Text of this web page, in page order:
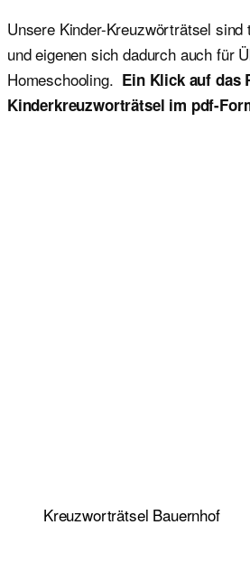
Unsere Kinder-Kreuzwörträtsel
und eigenen sich dadurch auch für
Homeschooling. Ein Klick auf das
Kinderkreuzworträtsel im pdf-
Kreuzworträtsel Bauernhof